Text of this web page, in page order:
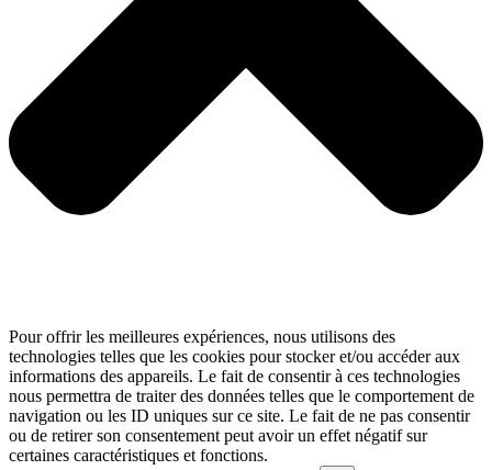
Pour offrir les meilleures expériences, nous utilisons des
technologies telles que les cookies pour stocker et/ou accéder aux
informations des appareils. Le fait de consentir à ces technologies
nous permettra de traiter des données telles que le comportement de
navigation ou les ID uniques sur ce site. Le fait de ne pas consentir
ou de retirer son consentement peut avoir un effet négatif sur
certaines caractéristiques et fonctions.